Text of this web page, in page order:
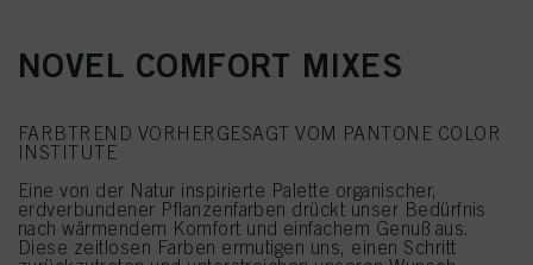
NOVEL COMFORT MIXES
FARBTREND VORHERGESAGT VOM PANTONE COLOR
INSTITUTE
Eine von der Natur inspirierte Palette organischer,
erdverbundener Pflanzenfarben drückt unser Bedürfnis
nach wärmendem Komfort und einfachem Genuß aus.
Diese zeitlosen Farben ermutigen uns, einen Schritt